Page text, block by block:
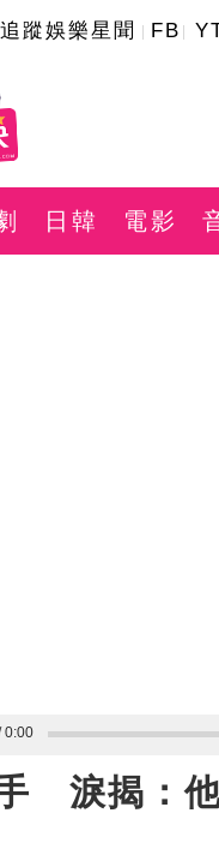
追蹤娛樂星聞 FB
日韓 電影
0:00
淚揭：